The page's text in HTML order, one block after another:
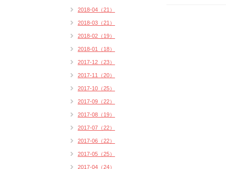
2018-04（21）
2018-03（21）
2018-02（19）
2018-01（18）
2017-12（23）
2017-11（20）
2017-10（25）
2017-09（22）
2017-08（19）
2017-07（22）
2017-06（22）
2017-05（25）
2017-04（24）